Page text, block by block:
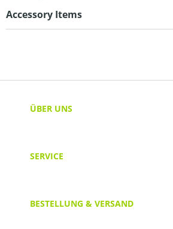
Accessory Items
ÜBER UNS
SERVICE
BESTELLUNG & VERSAND